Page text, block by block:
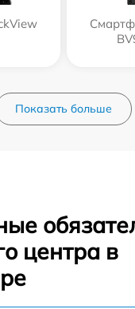
Показать больше
центра в